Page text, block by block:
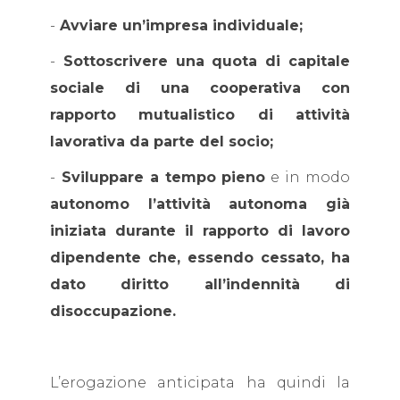
- Avviare un’impresa individuale;
- Sottoscrivere una quota di capitale
sociale di una cooperativa con
rapporto mutualistico di attività
lavorativa da parte del socio;
- Sviluppare a tempo pieno e in modo
autonomo l’attività autonoma già
iniziata durante il rapporto di lavoro
dipendente che, essendo cessato, ha
dato diritto all’indennità di
disoccupazione.
L’erogazione anticipata ha quindi la